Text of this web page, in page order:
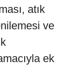
atık
ve
ek